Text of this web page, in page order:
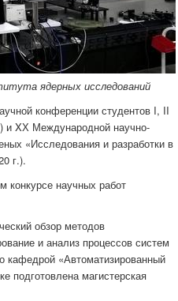
ядерных исследований
конференции студентов I, II
и XХ Международной научно-
«Исследования и разработки в
г.).
конкурсе научных работ
обзор методов
и анализ процессов систем
кафедрой «Автоматизированный
подготовлена магистерская